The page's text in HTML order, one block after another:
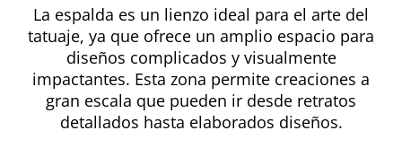
La espalda es un lienzo ideal para el arte del
tatuaje, ya que ofrece un amplio espacio para
diseños complicados y visualmente
impactantes. Esta zona permite creaciones a
gran escala que pueden ir desde retratos
detallados hasta elaborados diseños.